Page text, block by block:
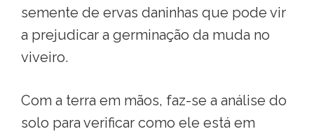
semente de ervas daninhas que pode vir
a prejudicar a germinação da muda no
viveiro.
Com a terra em mãos, faz-se a análise do
solo para verificar como ele está em